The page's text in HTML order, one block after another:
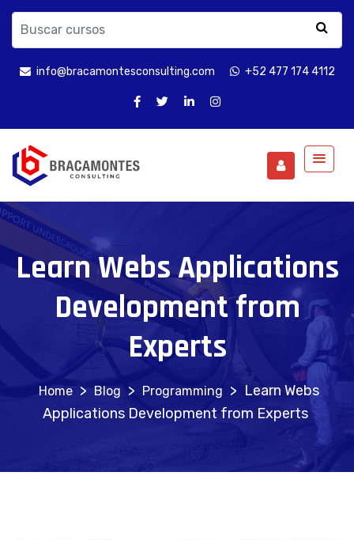
info@bracamontesconsulting.com +52 477 174 4112
Learn Webs Applications
Development from
Experts
> Blog > Programming > Learn Webs
Applications Development from Experts